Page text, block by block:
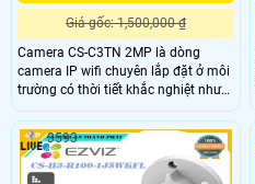
Giá gốc: 1,500,000 ₫
Camera CS-C3TN 2MP là dòng
camera IP wifi chuyên lắp đặt ở môi
trường có thời tiết khắc nghiệt như
mưa bão, nắng to, gió bụi,. . .
Camera được thiết kế vỏ kim loại
chắc chắn màu trắng sang trọng,
hiện đại, có thể tùy chỉnh góc quan
3593